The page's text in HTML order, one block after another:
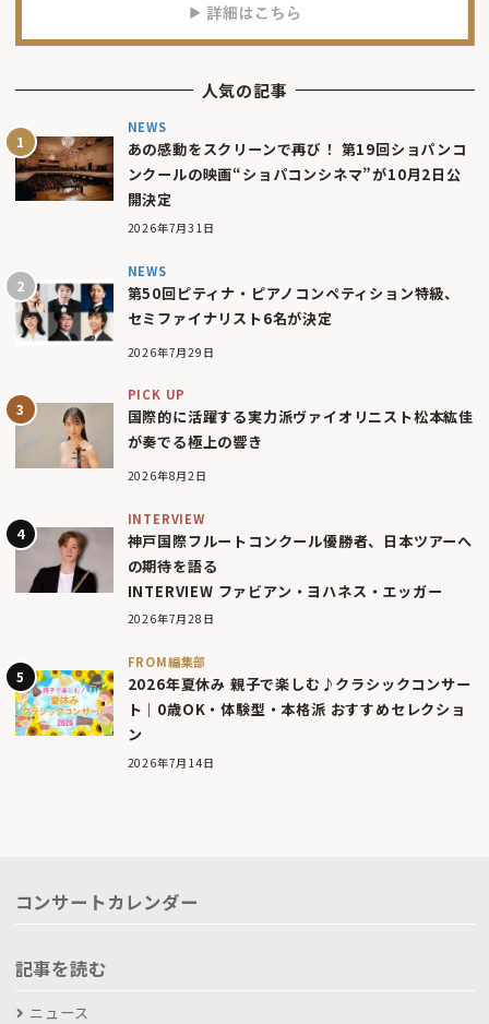
人気の記事
NEWS
あの感動をスクリーンで再び！ 第19回ショパンコ
ンクールの映画“ショパコンシネマ”が10月2日公
開決定
2026年7月31日
NEWS
第50回ピティナ・ピアノコンペティション特級、
セミファイナリスト6名が決定
2026年7月29日
PICK UP
国際的に活躍する実力派ヴァイオリニスト松本紘佳
が奏でる極上の響き
2026年8月2日
INTERVIEW
神戸国際フルートコンクール優勝者、日本ツアーへ
の期待を語る
INTERVIEW ファビアン・ヨハネス・エッガー
2026年7月28日
FROM編集部
2026年夏休み 親子で楽しむ♪クラシックコンサー
ト｜0歳OK・体験型・本格派 おすすめセレクショ
ン
2026年7月14日
コンサートカレンダー
記事を読む
ニュース